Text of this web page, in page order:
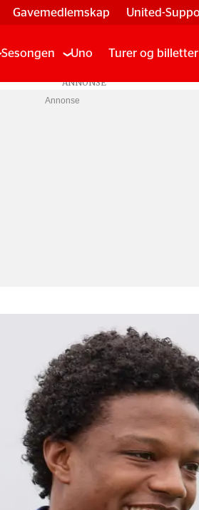
Gavemedlemskap United-
Sesongen Uno Turer og billetter
Annonse